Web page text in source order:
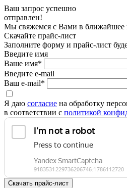
Ваш запрос успешно
отправлен!
Мы свяжемся с Вами в ближайшее
Скачайте прайс-лист
Заполните форму и прайс-лист
Введите имя
Ваше имя*
Введите e-mail
Ваш e-mail*
Я даю согласие на обработку
в соответствии с политикой